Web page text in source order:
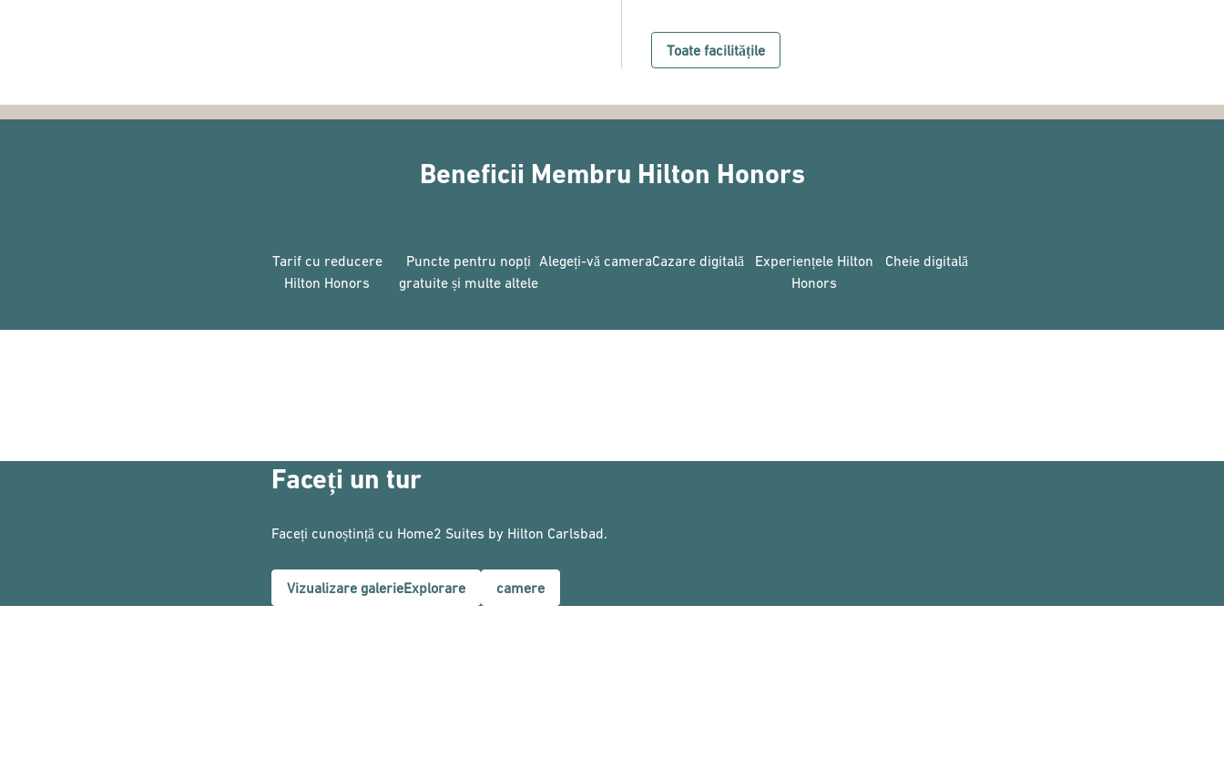
Toate facilitățile
Beneficii Membru Hilton Honors
Tarif cu reducere
Hilton Honors
Puncte pentru nopți
gratuite și multe altele
Alegeți-vă cameraCazare digitală
Experiențele Hilton
Honors
Cheie digitală
Faceți un tur
Faceți cunoștință cu Home2 Suites by Hilton Carlsbad.
Vizualizare galerieExplorare camere